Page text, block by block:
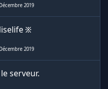
2019
፠
2019
serveur.